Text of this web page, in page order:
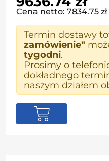
Cena netto: 7834.75 zł
Termin dostawy
zamówienie"
tygodni.
Prosimy o
dokładnego
naszym działem